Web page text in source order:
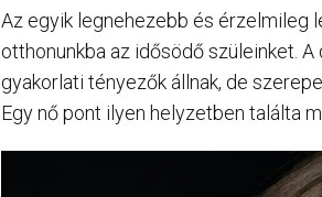
Az egyik legnehezebb és érzelmileg
otthonunkba az idősödő szüleinket.
gyakorlati tényezők állnak, de
Egy nő pont ilyen helyzetben találta